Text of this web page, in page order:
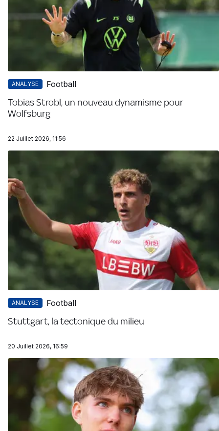
ANALYSE Football
Tobias Strobl, un nouveau dynamisme pour
Wolfsburg
22 Juillet 2026, 11:56
ANALYSE Football
Stuttgart, la tectonique du milieu
20 Juillet 2026, 16:59